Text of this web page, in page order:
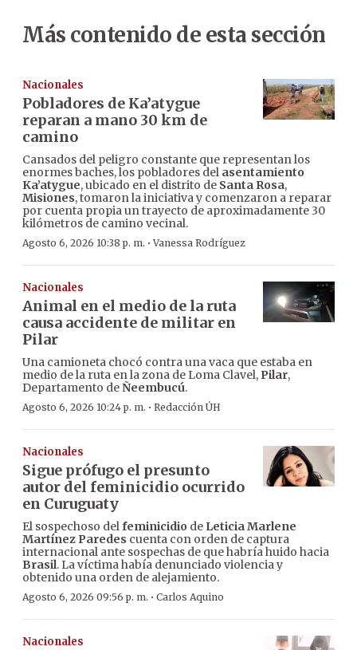
Más contenido de esta sección
Nacionales
Pobladores de Ka’atygue
reparan a mano 30 km de
camino
Cansados del peligro constante que representan los
enormes baches, los pobladores del asentamiento
Ka’atygue, ubicado en el distrito de Santa Rosa,
Misiones, tomaron la iniciativa y comenzaron a reparar
por cuenta propia un trayecto de aproximadamente 30
kilómetros de camino vecinal.
Agosto 6, 2026 10:38 p. m. ·Vanessa Rodríguez
Nacionales
Animal en el medio de la ruta
causa accidente de militar en
Pilar
Una camioneta chocó contra una vaca que estaba en
medio de la ruta en la zona de Loma Clavel, Pilar,
Departamento deÑeembucú.
Agosto 6, 2026 10:24 p. m. · Redacción ÚH
Nacionales
Sigue prófugo el presunto
autor del feminicidio ocurrido
en Curuguaty
El sospechoso delfeminicidio de Leticia Marlene
Martínez Paredes cuenta con orden de captura
internacional ante sospechas de que habría huido hacia
Brasil. La víctima había denunciado violencia y
obtenido una orden de alejamiento.
Agosto 6, 2026 09:56 p. m. · Carlos Aquino
Nacionales